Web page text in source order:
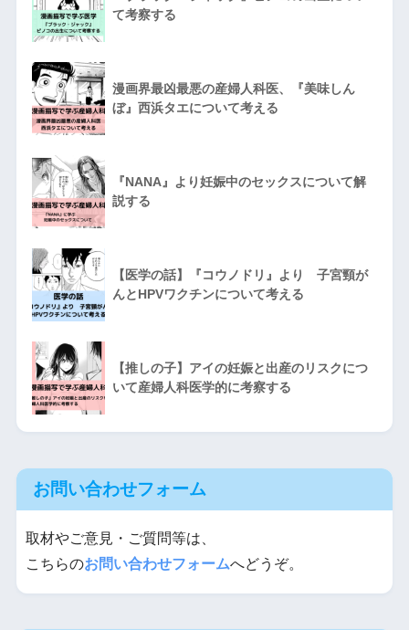
て考察する
漫画界最凶最悪の産婦人科医、『美味しん
ぼ』西浜タエについて考える
『NANA』より妊娠中のセックスについて解
説する
【医学の話】『コウノドリ』より 子宮頸が
んとHPVワクチンについて考える
【推しの子】アイの妊娠と出産のリスクにつ
いて産婦人科医学的に考察する
お問い合わせフォーム
取材やご意見・ご質問等は、
こちらのお問い合わせフォームへどうぞ。